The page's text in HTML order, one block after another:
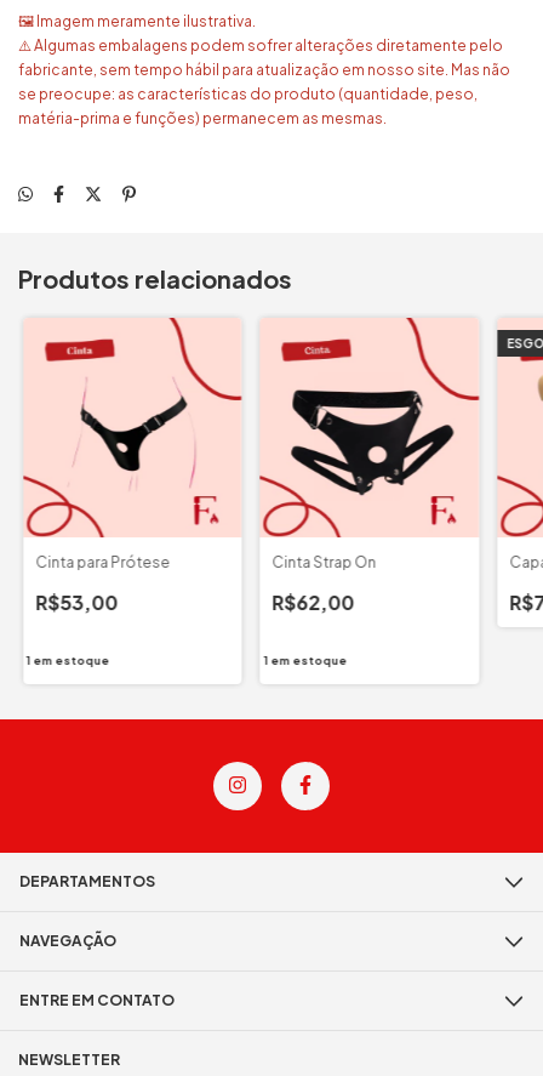
🖼️ Imagem meramente ilustrativa.
⚠️ Algumas embalagens podem sofrer alterações diretamente pelo
fabricante, sem tempo hábil para atualização em nosso site. Mas não
se preocupe: as características do produto (quantidade, peso,
matéria-prima e funções) permanecem as mesmas.
Produtos relacionados
Cinta para Prótese
R$53,00
1 em estoque
Cinta Strap On
R$62,00
1 em estoque
DEPARTAMENTOS
NAVEGAÇÃO
ENTRE EM CONTATO
NEWSLETTER